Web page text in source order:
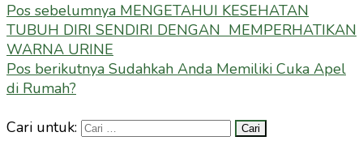
Pos sebelumnya MENGETAHUI KESEHATAN
TUBUH DIRI SENDIRI DENGAN MEMPERHATIKAN
WARNA URINE
Pos berikutnya Sudahkah Anda Memiliki Cuka Apel
di Rumah?
Cari untuk: